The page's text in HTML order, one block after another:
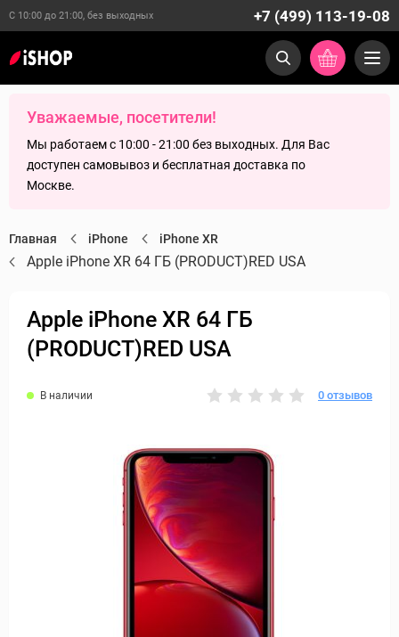
С 10:00 до 21:00, без выходных +7 (499) 113-19-08
Уважаемые, посетители!
Мы работаем с 10:00 - 21:00 без выходных. Для Вас
доступен самовывоз и бесплатная доставка по
Москве.
Главная iPhone iPhone XR
Apple iPhone XR 64 ГБ (PRODUCT)RED USA
Apple iPhone XR 64 ГБ
(PRODUCT)RED USA
В наличии 0 отзывов